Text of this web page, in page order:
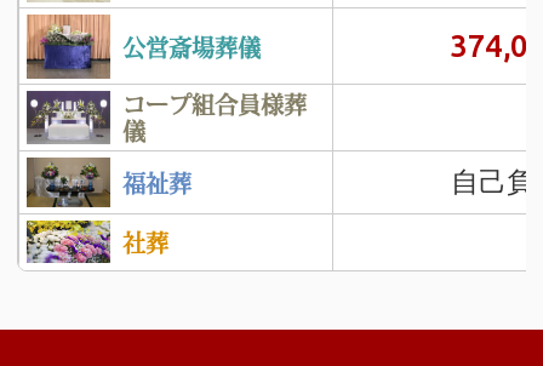
公営斎場葬儀
コープ組合員様葬
儀
福祉葬
自己負
社葬